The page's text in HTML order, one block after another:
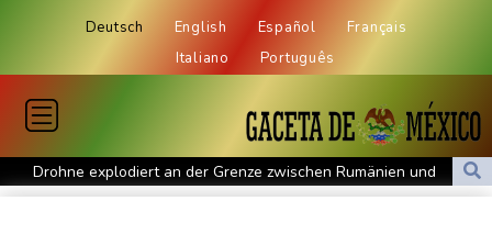
Deutsch English Español
Français
Italiano
Português
Drohne explodiert an der Grenze zwischen Rumänien und
Bulgarien nahe Gaspipeline